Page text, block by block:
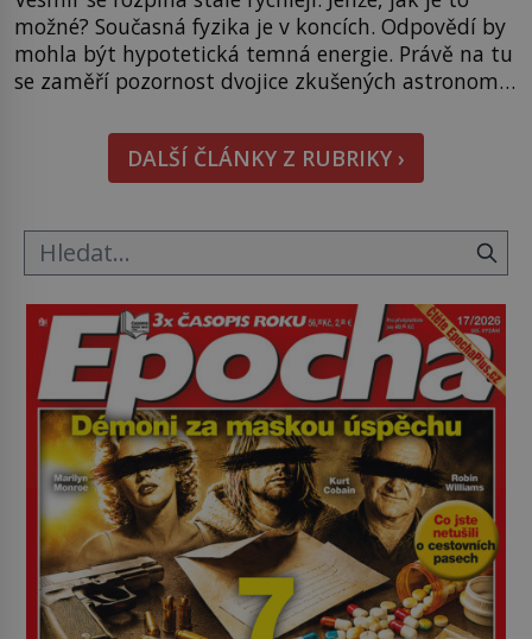
možné? Současná fyzika je v koncích. Odpovědí by
mohla být hypotetická temná energie. Právě na tu
se zaměří pozornost dvojice zkušených astronomů.
hmatatelnějšího. Naprosto rekordní kometu!
Astronomové Pedro Bernardinelli a Gary Bernstein
mravenčí prací zkoumají archivní snímky v rámci
DALŠÍ ČLÁNKY Z RUBRIKY ›